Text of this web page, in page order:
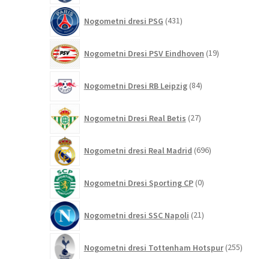
Nogometni dresi PSG 431izdelkov
Nogometni Dresi PSV Eindhoven 19izdelkov
Nogometni Dresi RB Leipzig 84izdelkov
Nogometni Dresi Real Betis 27izdelkov
Nogometni dresi Real Madrid 696izdelkov
Nogometni Dresi Sporting CP 0izdelkov
Nogometni dresi SSC Napoli 21izdelkov
Nogometni dresi Tottenham Hotspur 255